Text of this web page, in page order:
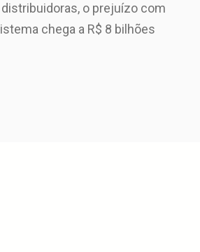
o prejuízo com
chega a R$ 8 bilhões